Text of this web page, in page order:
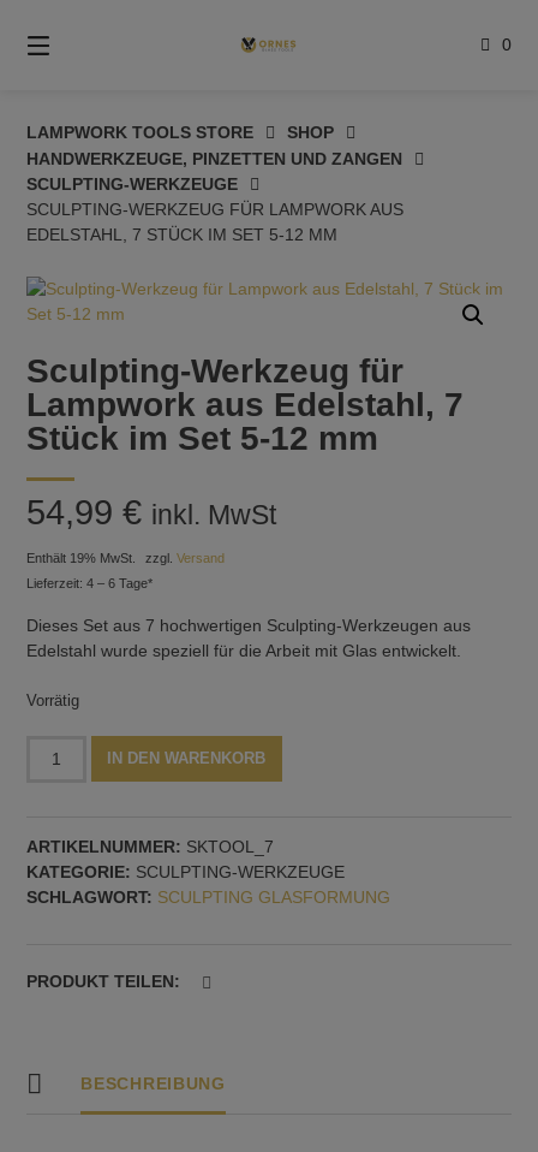
zum
Inhalt
0
LAMPWORK TOOLS STORE
SHOP
HANDWERKZEUGE, PINZETTEN UND ZANGEN
SCULPTING-WERKZEUGE
SCULPTING-WERKZEUG FÜR LAMPWORK AUS
EDELSTAHL, 7 STÜCK IM SET 5-12 MM
Sculpting-Werkzeug für
Lampwork aus Edelstahl, 7
Stück im Set 5-12 mm
54,99€ inkl. MwSt
Enthält 19% MwSt. zzgl.Versand
Lieferzeit: 4 – 6 Tage*
Dieses Set aus 7 hochwertigen Sculpting-Werkzeugen aus
Edelstahl wurde speziell für die Arbeit mit Glas entwickelt.
Vorrätig
aus
Edelstahl,
7
Set
Menge
IN DEN WARENKORB
ARTIKELNUMMER: SKTOOL_7
KATEGORIE: SCULPTING-WERKZEUGE
SCHLAGWORT: SCULPTING GLASFORMUNG
PRODUKT TEILEN:
BESCHREIBUNG